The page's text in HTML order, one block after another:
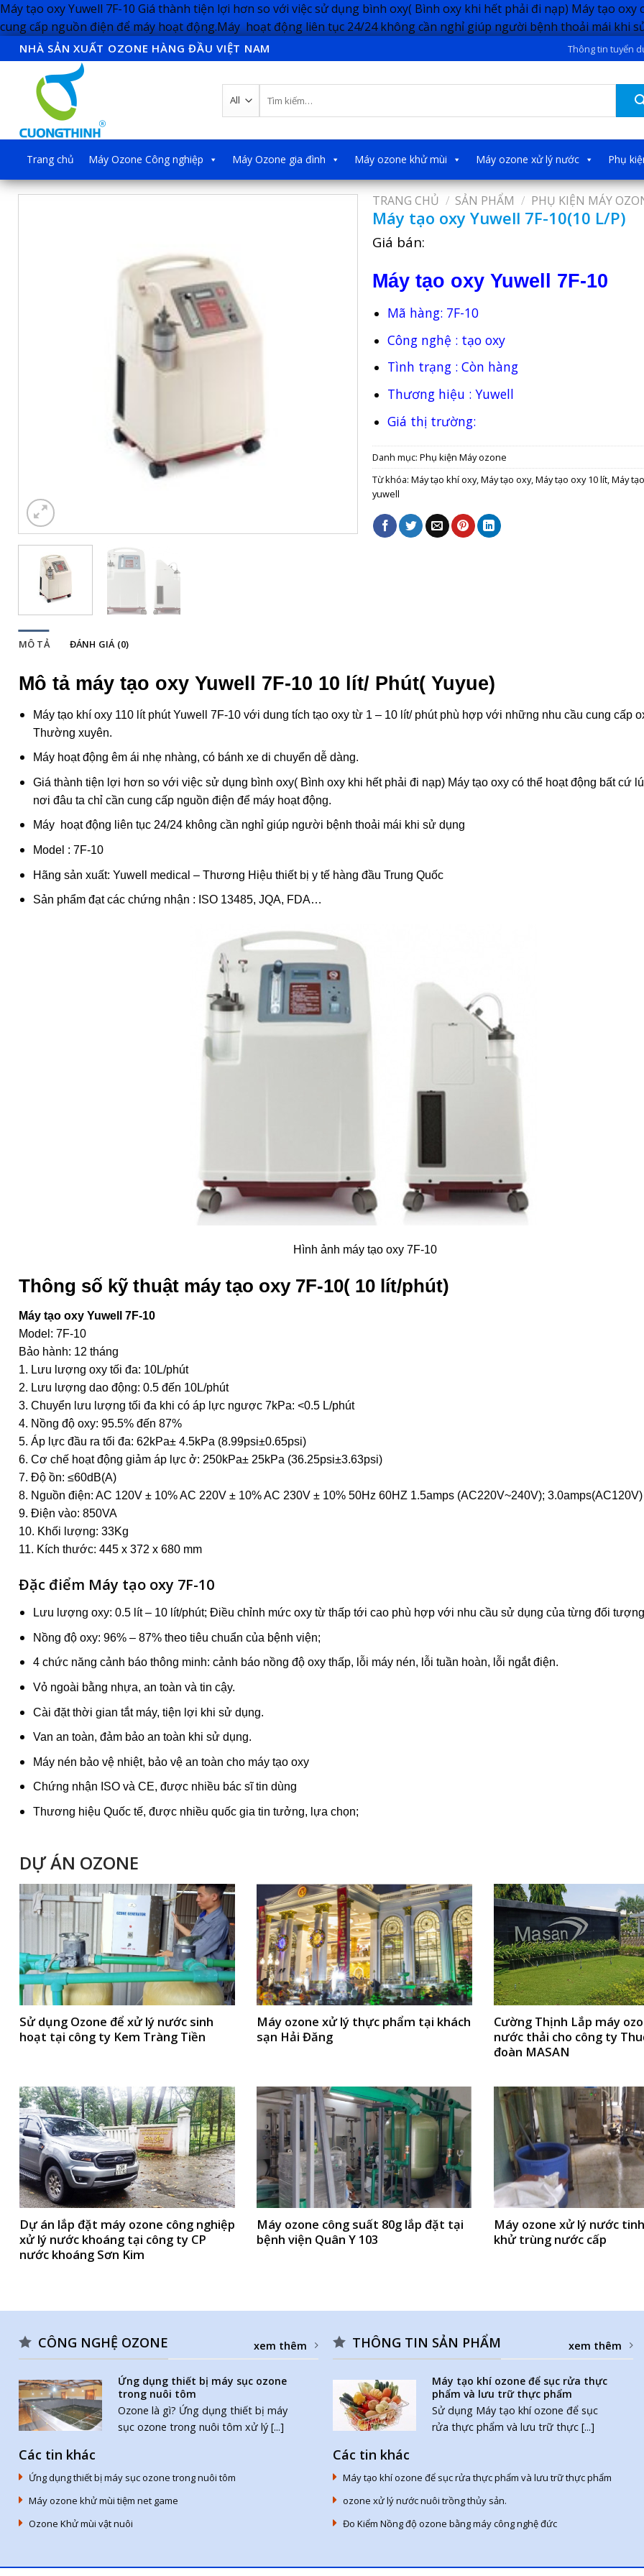
Máy tạo oxy Yuwell 7F-10 Giá thành tiện lợi hơn so với việc sử dụng bình oxy( Bình oxy khi hết phải đi nạp) Máy tạo
cung cấp nguồn điện để máy hoạt động.Máy hoạt động liên tục 24/24 không cần nghỉ giúp người bệnh thoải mái khi
NHÀ SẢN XUẤT OZONE HÀNG ĐẦU VIỆT NAM Thông tin tuyển
kiếm:
Trang chủ Máy Ozone Công nghiệp Máy Ozone gia đình Máy ozone khử mùi Máy ozone xử lý nước Phụ
TRANG CHỦ / SẢN PHẨM / PHỤ KIỆN MÁY
Máy tạo oxy Yuwell 7F-10(10 L/P)
Giá bán:
Máy tạo oxy Yuwell 7F-10
Mã hàng: 7F-10
Công nghệ : tạo oxy
Tình trạng : Còn hàng
Thương hiệu : Yuwell
Giá thị trường:
Danh mục: Phụ kiện Máy ozone
Từ khóa: Máy tạo khí oxy,Máy tạo oxy,Máy tạo oxy 10 lít,Máy
yuwell
MÔ TẢ ĐÁNH GIÁ (0)
Mô tả máy tạo oxy Yuwell 7F-10 10 lít/ Phút( Yuyue)
Máy tạo khí oxy 110 lít phút Yuwell 7F-10 với dung tích tạo oxy từ 1 – 10 lít/ phút phù hợp với những nhu cầu cung cấp
Thường xuyên.
Máy hoạt động êm ái nhẹ nhàng, có bánh xe di chuyển dễ dàng.
Giá thành tiện lợi hơn so với việc sử dụng bình oxy( Bình oxy khi hết phải đi nạp) Máy tạo oxy có thể hoạt động bất cứ
nơi đâu ta chỉ cần cung cấp nguồn điện để máy hoạt động.
Máy hoạt động liên tục 24/24 không cần nghỉ giúp người bệnh thoải mái khi sử dụng
Model : 7F-10
Hãng sản xuất: Yuwell medical – Thương Hiệu thiết bị y tế hàng đầu Trung Quốc
Sản phẩm đạt các chứng nhận : ISO 13485, JQA, FDA…
Hình ảnh máy tạo oxy 7F-10
Thông số kỹ thuật máy tạo oxy 7F-10( 10 lít/phút)
Máy tạo oxy Yuwell 7F-10
Model: 7F-10
Bảo hành: 12 tháng
1. Lưu lượng oxy tối đa: 10L/phút
2. Lưu lượng dao động: 0.5 đến 10L/phút
3. Chuyển lưu lượng tối đa khi có áp lực ngược 7kPa: <0.5 L/phút
4. Nồng độ oxy: 95.5% đến 87%
5. Áp lực đầu ra tối đa: 62kPa± 4.5kPa (8.99psi±0.65psi)
6. Cơ chế hoạt động giảm áp lực ở: 250kPa± 25kPa (36.25psi±3.63psi)
7. Độ ồn: ≤60dB(A)
8. Nguồn điện: AC 120V ± 10% AC 220V ± 10%AC 230V ± 10% 50Hz 60HZ 1.5amps (AC220V~240V); 3.0amps(AC120V)
9. Điện vào: 850VA
10. Khối lượng: 33Kg
11. Kích thước: 445 x 372 x 680 mm
Đặc điểm Máy tạo oxy 7F-10
Lưu lượng oxy: 0.5 lít – 10 lít/phút; Điều chỉnh mức oxy từ thấp tới cao phù hợp với nhu cầu sử dụng của từng đối
Nồng độ oxy: 96% – 87% theo tiêu chuẩn của bệnh viện;
4 chức năng cảnh báo thông minh: cảnh báo nồng độ oxy thấp, lỗi máy nén, lỗi tuần hoàn, lỗi ngắt điện.
Vỏ ngoài bằng nhựa, an toàn và tin cậy.
Cài đặt thời gian tắt máy, tiện lợi khi sử dụng.
Van an toàn, đảm bảo an toàn khi sử dụng.
Máy nén bảo vệ nhiệt, bảo vệ an toàn cho máy tạo oxy
Chứng nhận ISO và CE, được nhiều bác sĩ tin dùng
Thương hiệu Quốc tế, được nhiều quốc gia tin tưởng, lựa chọn;
DỰ ÁN OZONE
Sử dụng Ozone để xử lý nước sinh
hoạt tại công ty Kem Tràng Tiền
Máy ozone xử lý thực phẩm tại khách
sạn Hải Đăng
Cường Thịnh Lắp máy
nước thải cho công ty
đoàn MASAN
Dự án lắp đặt máy ozone công nghiệp
xử lý nước khoáng tại công ty CP
nước khoáng Sơn Kim
Máy ozone công suất 80g lắp đặt tại
bệnh viện Quân Y 103
Máy ozone xử lý nước
khử trùng nước cấp
CÔNG NGHỆ OZONE xem thêm
Ứng dụng thiết bị máy sục ozone
trong nuôi tôm
Ozone là gì? Ứng dụng thiết bị máy
sục ozone trong nuôi tôm xử lý [...]
Các tin khác
Ứng dụng thiết bị máy sục ozone trong nuôi tôm
Máy ozone khử mùi tiệm net game
Ozone Khử mùi vật nuôi
THÔNG TIN SẢN PHẨM xem thêm
Máy tạo khí ozone để sục rửa thực
phẩm và lưu trữ thực phẩm
Sử dụng Máy tạo khí ozone để sục
rửa thực phẩm và lưu trữ thực [...]
Các tin khác
Máy tạo khí ozone để sục rửa thực phẩm và lưu trữ thực phẩm
ozone xử lý nước nuôi trồng thủy sản.
Đo Kiểm Nồng độ ozone bằng máy công nghệ đức